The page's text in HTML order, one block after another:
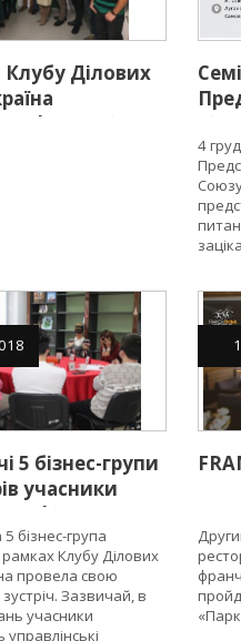
Ділових
у форматі
4
ЄС.
5 бізнес-групи
учасники
бізнес-група
Клубу Ділових
провела свою
Зазвичай, в
учасники